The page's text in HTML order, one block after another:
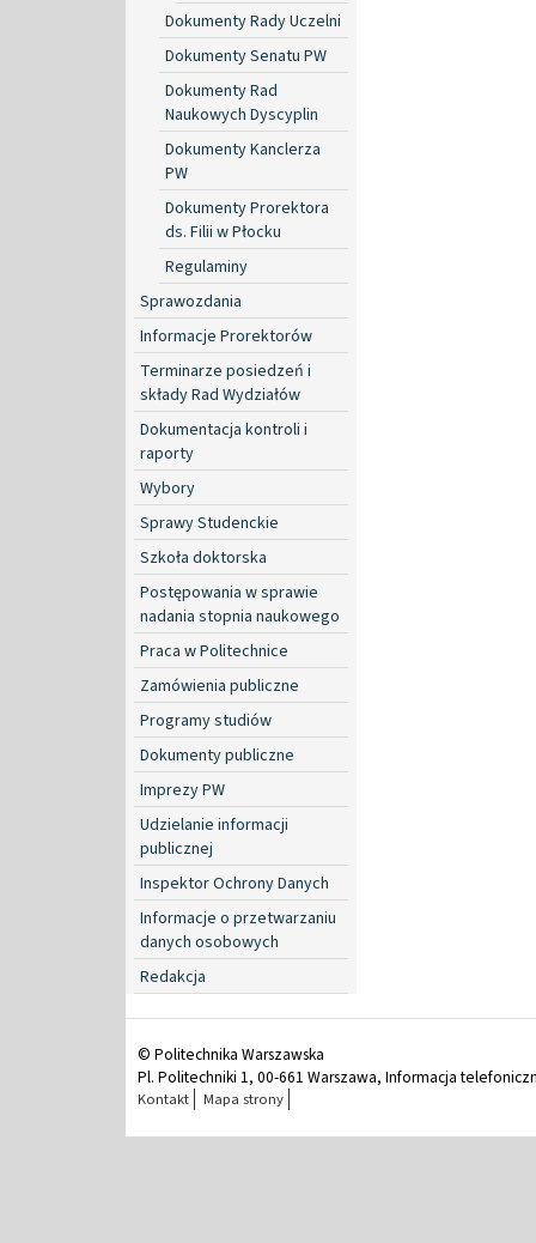
Dokumenty Rady Uczelni
Dokumenty Senatu PW
Dokumenty Rad
Naukowych Dyscyplin
Dokumenty Kanclerza
PW
Dokumenty Prorektora
ds. Filii w Płocku
Regulaminy
Sprawozdania
Informacje Prorektorów
Terminarze posiedzeń i
składy Rad Wydziałów
Dokumentacja kontroli i
raporty
Wybory
Sprawy Studenckie
Szkoła doktorska
Postępowania w sprawie
nadania stopnia naukowego
Praca w Politechnice
Zamówienia publiczne
Programy studiów
Dokumenty publiczne
Imprezy PW
Udzielanie informacji
publicznej
Inspektor Ochrony Danych
Informacje o przetwarzaniu
danych osobowych
Redakcja
© Politechnika Warszawska
Pl. Politechniki 1, 00-661 Warszawa, Informacja
Kontakt Mapa strony